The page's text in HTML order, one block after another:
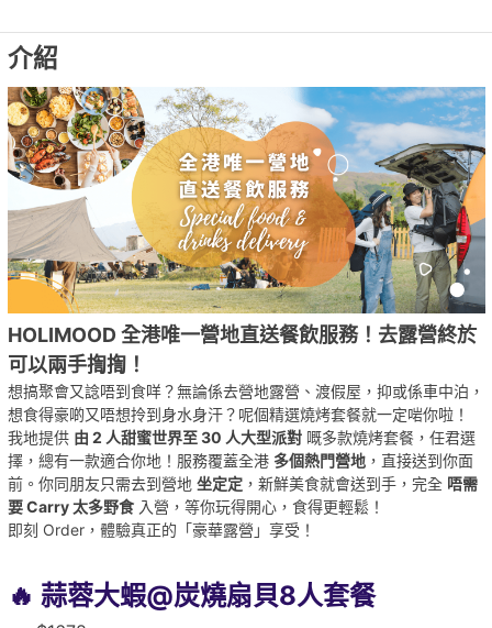
介紹
HOLIMOOD 全港唯一營地直送餐飲服務！去露營終於
可以兩手揈揈！
想搞聚會又諗唔到食咩？無論係去營地露營、渡假屋，抑或係車中泊，
想食得豪啲又唔想拎到身水身汗？呢個精選燒烤套餐就一定啱你啦！
我地提供 由 2 人甜蜜世界至 30 人大型派對嘅多款燒烤套餐，任君選
擇，總有一款適合你地！服務覆蓋全港 多個熱門營地，直接送到你面
前。你同朋友只需去到營地 坐定定，新鮮美食就會送到手，完全 唔需
要 Carry 太多野食入營，等你玩得開心，食得更輕鬆！
即刻 Order，體驗真正的「豪華露營」享受！
🔥 蒜蓉大蝦@炭燒扇貝8人套餐